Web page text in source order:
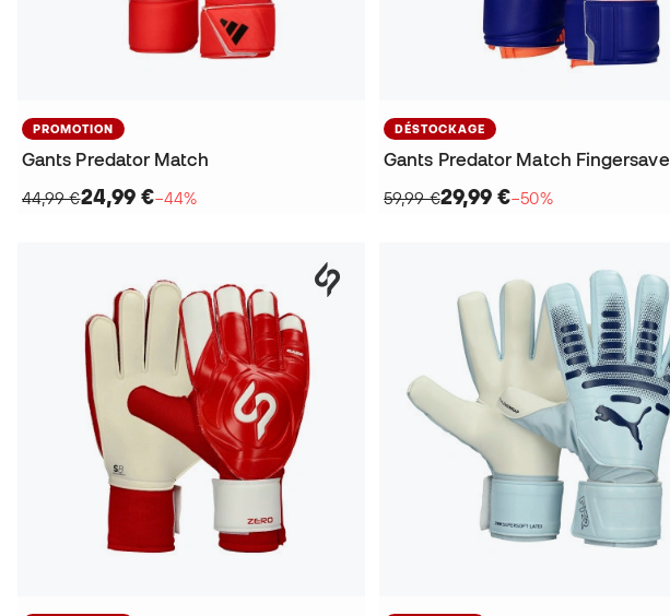
PROMOTION
Gants Predator Match
44,99 €24,99 €−44%
DÉSTOCKAGE
Gants Predator Match Fingersave
59,99 €29,99 €−50%